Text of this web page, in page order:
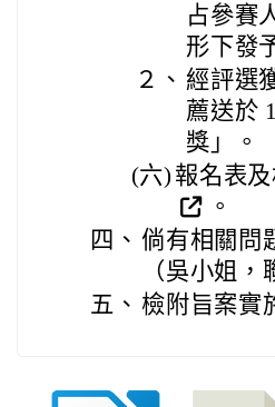
占參賽
形下發
２、 經評選
薦送於
獎」。
(六) 報名表
。
四、 倘有相關問
（吳小姐
五、 檢附旨案實